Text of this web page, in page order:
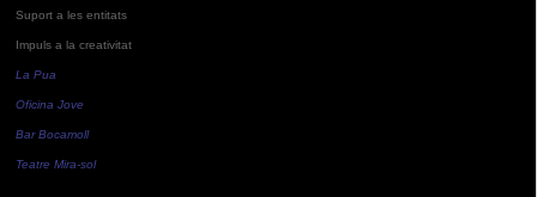
Suport a les entitats
Impuls a la creativitat
La Pua
Oficina Jove
Bar Bocamoll
Teatre Mira-sol